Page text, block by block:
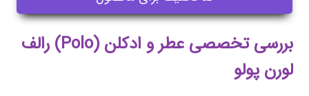
بررسی تخصصی عطر و ادکلن (Polo) رالف
لورن پولو